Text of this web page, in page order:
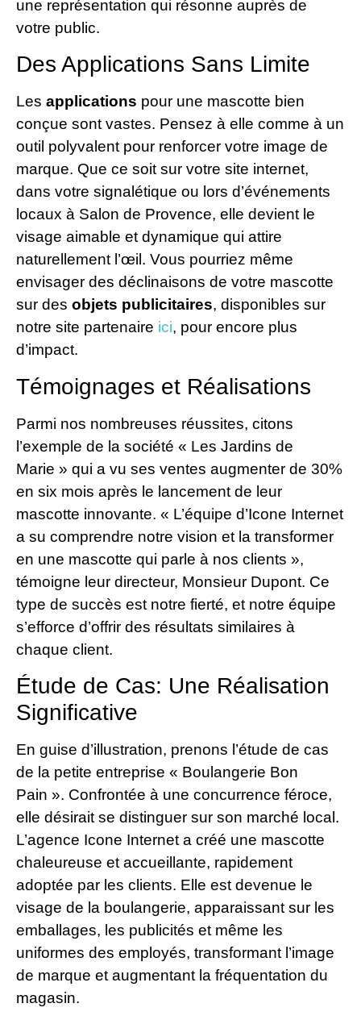
une représentation qui résonne auprès de
votre public.
Des Applications Sans Limite
Les applications pour une mascotte bien
conçue sont vastes. Pensez à elle comme à un
outil polyvalent pour renforcer votre image de
marque. Que ce soit sur votre site internet,
dans votre signalétique ou lors d’événements
locaux à Salon de Provence, elle devient le
visage aimable et dynamique qui attire
naturellement l’œil. Vous pourriez même
envisager des déclinaisons de votre mascotte
sur des objets publicitaires, disponibles sur
notre site partenaire ici, pour encore plus
d’impact.
Témoignages et Réalisations
Parmi nos nombreuses réussites, citons
l’exemple de la société « Les Jardins de
Marie » qui a vu ses ventes augmenter de 30%
en six mois après le lancement de leur
mascotte innovante. « L’équipe d’Icone Internet
a su comprendre notre vision et la transformer
en une mascotte qui parle à nos clients »,
témoigne leur directeur, Monsieur Dupont. Ce
type de succès est notre fierté, et notre équipe
s’efforce d’offrir des résultats similaires à
chaque client.
Étude de Cas: Une Réalisation
Significative
En guise d’illustration, prenons l’étude de cas
de la petite entreprise « Boulangerie Bon
Pain ». Confrontée à une concurrence féroce,
elle désirait se distinguer sur son marché local.
L’agence Icone Internet a créé une mascotte
chaleureuse et accueillante, rapidement
adoptée par les clients. Elle est devenue le
visage de la boulangerie, apparaissant sur les
emballages, les publicités et même les
uniformes des employés, transformant l’image
de marque et augmentant la fréquentation du
magasin.